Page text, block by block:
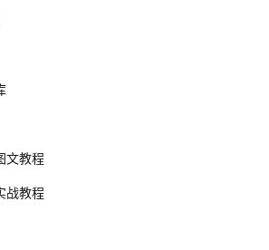
常用使用方法
来实现其它语言中的?号表达式
文教程
战教程